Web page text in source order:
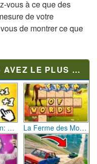
vous à ce que des
de votre
de montrer ce que
LE PLUS JOUÉ
Bébé Clic Italien: La Folie des Petits Bambins La Ferme des Mots - Cultivez votre Vocabulaire